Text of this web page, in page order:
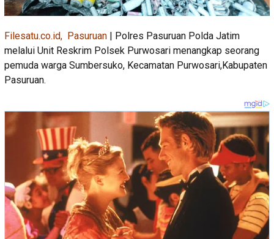
Filesatu.co.id, Pasuruan | Polres Pasuruan Polda Jatim
melalui Unit Reskrim Polsek Purwosari menangkap seorang
pemuda warga Sumbersuko, Kecamatan Purwosari,Kabupaten
Pasuruan.